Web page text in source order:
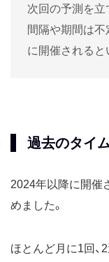
次回の予測を立
間隔や期間は不
に開催されると
過去のタイ
2024年以降に開催
めました。
ほとんど月に1回